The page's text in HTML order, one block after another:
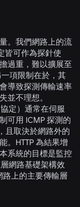
。我們網路上的流
皆可作為探針使
過重，難以擴展至
項限制在於，其
導致探測傳輸速率
並不理想。
定）通常在伺服
可用 ICMP 探測的
且取決於網路外的
。HTTP 為結果增
系統的目標是監控
網路基礎架構效
路上的主要傳輸層